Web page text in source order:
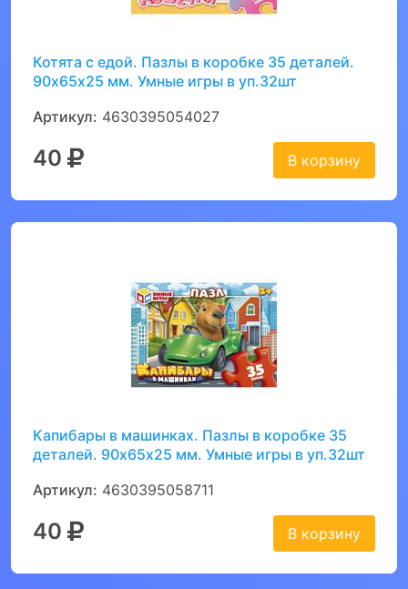
Котята с едой. Пазлы в коробке 35 деталей.
90х65х25 мм. Умные игры в уп.32шт
Артикул: 4630395054027
40 В корзину
Капибары в машинках. Пазлы в коробке 35
деталей. 90х65х25 мм. Умные игры в уп.32шт
Артикул: 4630395058711
40 В корзину